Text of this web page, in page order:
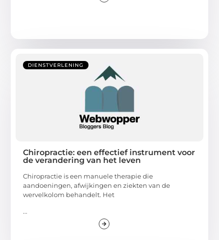
DIENSTVERLENING
Chiropractie: een effectief instrument voor
de verandering van het leven
Chiropractie is een manuele therapie die
aandoeningen, afwijkingen en ziekten van de
wervelkolom behandelt. Het
...